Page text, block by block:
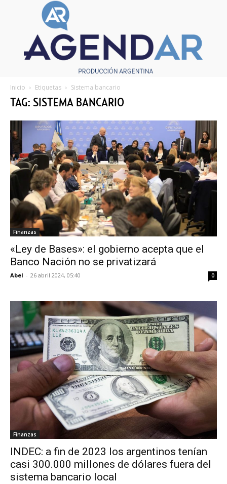
Inicio Etiquetas Sistema bancario
TAG: SISTEMA BANCARIO
Finanzas
«Ley de Bases»: el gobierno acepta que el
Banco Nación no se privatizará
Abel - 26 abril 2024, 05:40 0
Finanzas
INDEC: a fin de 2023 los argentinos tenían
casi 300.000 millones de dólares fuera del
sistema bancario local